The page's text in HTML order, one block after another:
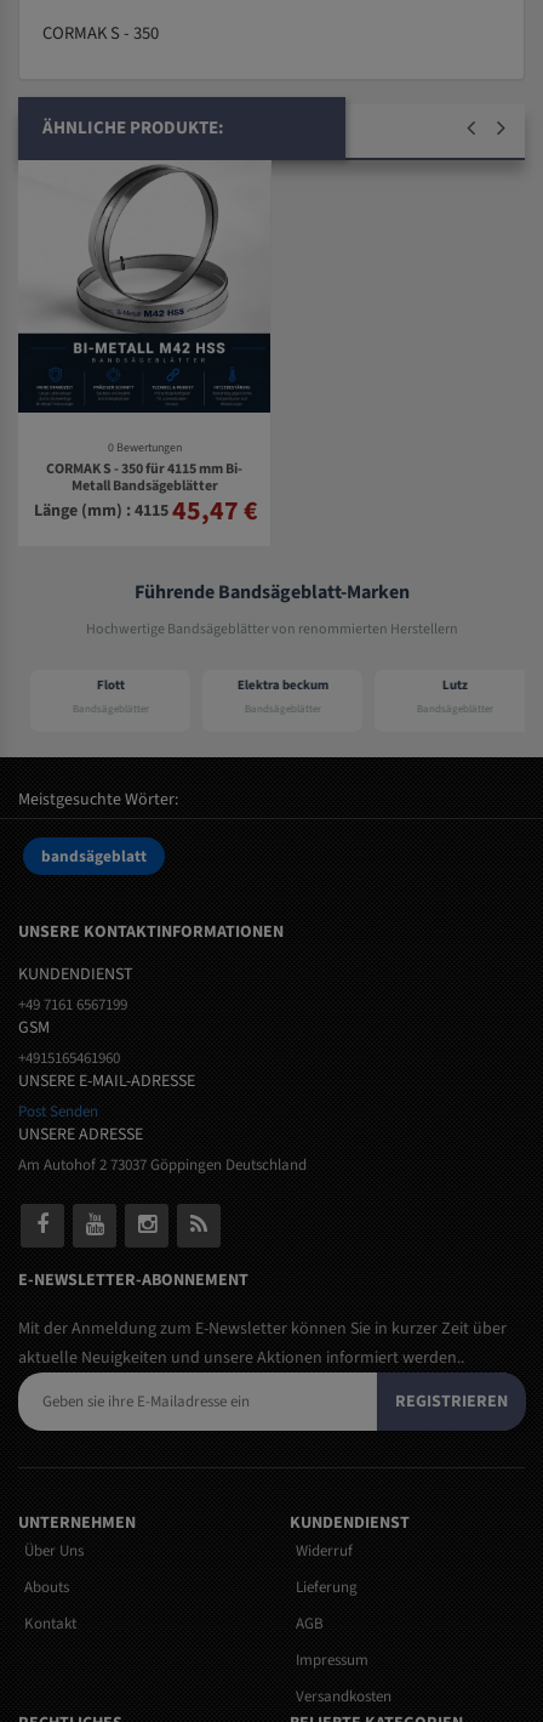
CORMAK S - 350
ÄHNLICHE PRODUKTE:
0 Bewertungen
CORMAK S - 350 für 4115 mm Bi-
Metall Bandsägeblätter
Länge (mm) : 411545,47 €
Führende Bandsägeblatt-Marken
Hochwertige Bandsägeblätter von renommierten Herstellern
Flott
Bandsägeblätter
Elektra beckum
Bandsägeblätter
Lutz
Bandsägeblätter
Meistgesuchte Wörter:
bandsägeblatt
UNSERE KONTAKTINFORMATIONEN
KUNDENDIENST
+49 7161 6567199
GSM
+4915165461960
UNSERE E-MAIL-ADRESSE
Post Senden
UNSERE ADRESSE
Am Autohof 2 73037 Göppingen Deutschland
E-NEWSLETTER-ABONNEMENT
Mit der Anmeldung zum E-Newsletter können Sie in kurzer Zeit über
aktuelle Neuigkeiten und unsere Aktionen informiert werden..
REGISTRIEREN
UNTERNEHMEN
Über Uns
Abouts
Kontakt
KUNDENDIENST
Widerruf
Lieferung
AGB
Impressum
Versandkosten